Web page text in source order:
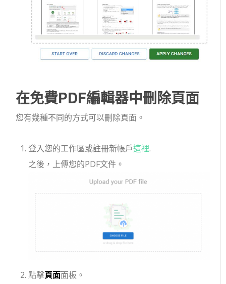
在免費PDF編輯器中刪除頁面
您有幾種不同的方式可以刪除頁面。
登入您的工作區或註冊新帳戶這裡.
之後，上傳您的PDF文件。
點擊頁面面板。